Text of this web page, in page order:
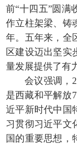
前“十四五”圆满
作立柱架梁、铸
年。五年来，全
区建设迈出坚实
量发展提供了有
会议强调，
是西藏和平解放
近平新时代中国
习贯彻习近平文
国的重要思想，